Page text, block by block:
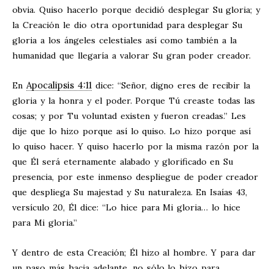
obvia. Quiso hacerlo porque decidió desplegar Su gloria; y
la Creación le dio otra oportunidad para desplegar Su
gloria a los ángeles celestiales así como también a la
humanidad que llegaría a valorar Su gran poder creador.
En Apocalipsis 4:11dice: “Señor, digno eres de recibir la
gloria y la honra y el poder. Porque Tú creaste todas las
cosas; y por Tu voluntad existen y fueron creadas.” Les
dije que lo hizo porque así lo quiso. Lo hizo porque así
lo quiso hacer. Y quiso hacerlo por la misma razón por la
que Él será eternamente alabado y glorificado en Su
presencia, por este inmenso despliegue de poder creador
que despliega Su majestad y Su naturaleza. En Isaías 43,
versículo 20, Él dice: “Lo hice para Mi gloria… lo hice
para Mi gloria.”
Y dentro de esta Creación; Él hizo al hombre. Y para dar